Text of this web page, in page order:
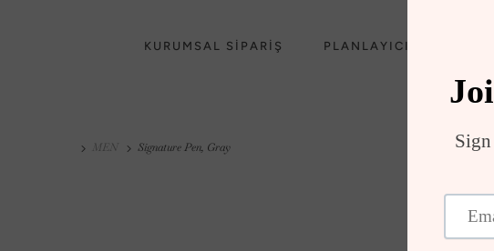
KURUMSAL SİPARİŞ PLANLAYICILAR
MEN Signature Pen, Gray